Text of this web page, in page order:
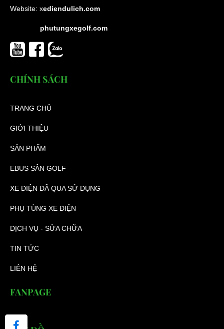
Website: xediendulich.com
phutungxegolf.com
CHÍNH SÁCH
TRANG CHỦ
GIỚI THIỆU
SẢN PHẨM
EBUS SÂN GOLF
XE ĐIỆN ĐÃ QUA SỬ DỤNG
PHỤ TÙNG XE ĐIỆN
DỊCH VỤ - SỬA CHỮA
TIN TỨC
LIÊN HỆ
FANPAGE